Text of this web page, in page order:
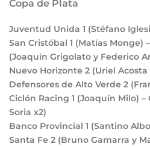
Copa de Plata
Juventud Unida 1 (Stéfano
San Cristóbal 1 (Matías Monge)
(Joaquín Grigolato y Federico
Nuevo Horizonte 2 (Uriel
Defensores de Alto Verde 2
Ciclón Racing 1 (Joaquín Milo) –
Soria x2)
Banco Provincial 1 (Santino
Santa Fe 2 (Bruno Gamarra y